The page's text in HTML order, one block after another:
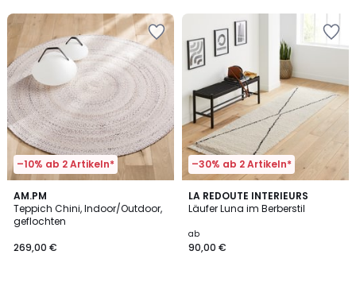
–10% ab 2 Artikeln*
AM.PM
Teppich Chini, Indoor/Outdoor,
geflochten
269,00 €
4,9
/ 5
–30% ab 2 Artikeln*
LA REDOUTE INTERIEURS
Läufer Luna im Berberstil
ab
90,00 €
4,8
/ 5